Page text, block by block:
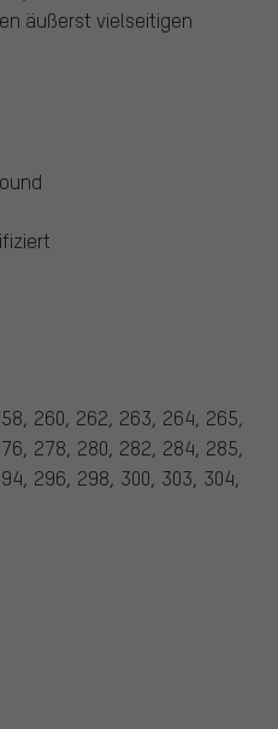
äußerst vielseitigen
260, 262, 263, 264, 265,
278, 280, 282, 284, 285,
296, 298, 300, 303, 304,